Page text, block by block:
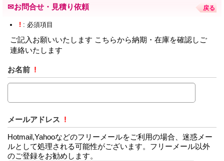
✉お問合せ・見積り依頼 戻る
! : 必須項目
ご記入お願いいたします こちらから納期・在庫を確認しご
連絡いたします
お名前 !
メールアドレス !
Hotmail,Yahooなどのフリーメールをご利用の場合、迷惑メー
ルとして処理される可能性がございます。フリーメール以外
のご登録をお勧めします。